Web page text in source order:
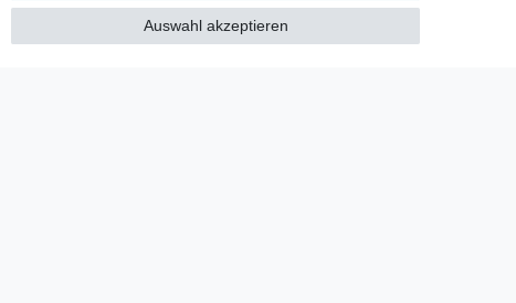
allgemein informiert werden?
Auswahl akzeptieren